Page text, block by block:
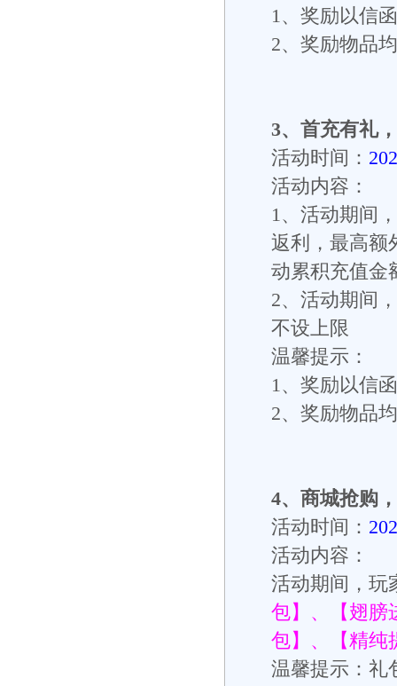
1、奖励以信
2、奖励物品
3、 首充有礼
活动时间：
活动内容：
1、 活动期间
返利，最高额
动累积充值金
2、活动期间
不设上限
温馨提示：
1、奖励以信
2、奖励物品
4、 商城抢购
活动时间：
活动内容：
活动期间，玩
包】、【翅膀
包】、【精纯
温馨提示：礼